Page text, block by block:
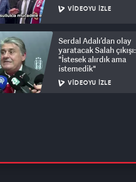
VIDEOYU İZLE
Serdal Adalı’dan olay
yaratacak Salah çıkışı:
"İstesek alırdık ama
istemedik"
VIDEOYU İZLE